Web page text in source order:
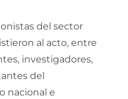
del sector
al acto, entre
investigadores,
del
nacional e